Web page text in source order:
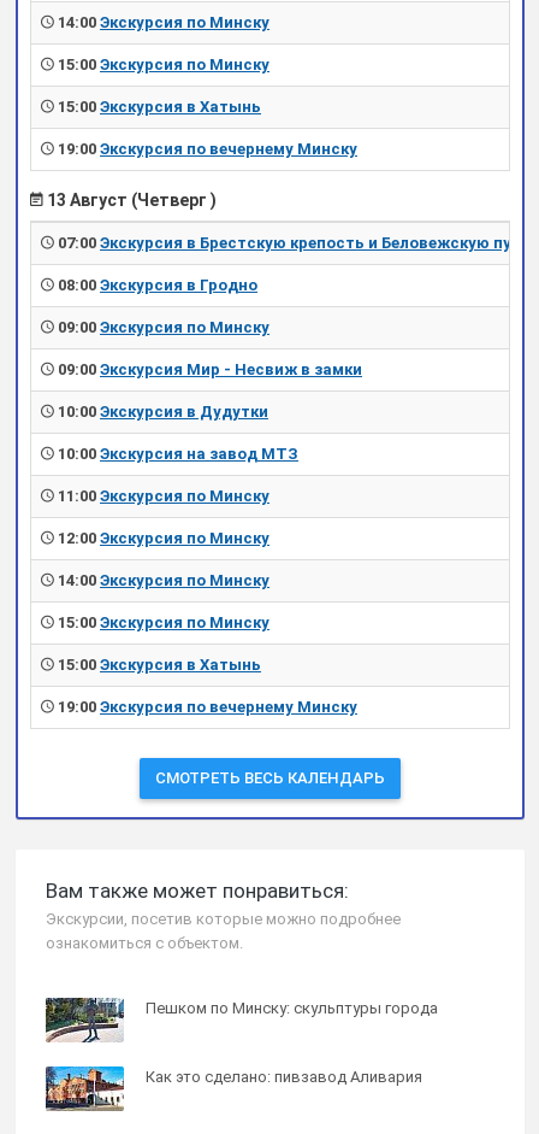
14:00 Экскурсия по Минску
15:00 Экскурсия по Минску
15:00 Экскурсия в Хатынь
19:00 Экскурсия по вечернему Минску
13 Август (Четверг )
07:00 Экскурсия в Брестскую крепость и Беловежскую пущу
08:00 Экскурсия в Гродно
09:00 Экскурсия по Минску
09:00 Экскурсия Мир - Несвиж в замки
10:00 Экскурсия в Дудутки
10:00 Экскурсия на завод МТЗ
11:00 Экскурсия по Минску
12:00 Экскурсия по Минску
14:00 Экскурсия по Минску
15:00 Экскурсия по Минску
15:00 Экскурсия в Хатынь
19:00 Экскурсия по вечернему Минску
СМОТРЕТЬ ВЕСЬ КАЛЕНДАРЬ
Вам также может понравиться:
Экскурсии, посетив которые можно подробнее
ознакомиться с объектом.
Пешком по Минску: скульптуры города
Как это сделано: пивзавод Аливария